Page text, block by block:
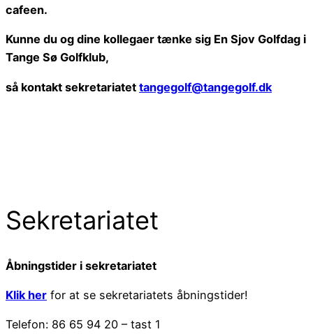
cafeen.
Kunne du og dine kollegaer tænke sig En Sjov Golfdag i
Tange Sø Golfklub,
så kontakt sekretariatet tangegolf@tangegolf.dk
Sekretariatet
Åbningstider i sekretariatet
Klik her for at se sekretariatets åbningstider!
Telefon: 86 65 94 20 – tast 1